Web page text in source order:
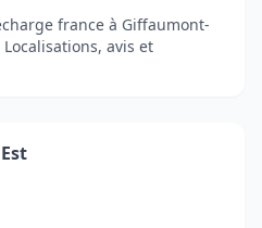
france à Giffaumont-
avis et